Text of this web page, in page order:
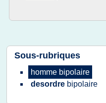
Sous-rubriques
homme bipolaire
desordre bipolaire